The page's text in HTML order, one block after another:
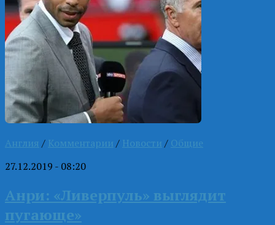
Англия / Комментарии / Новости / Общие
27.12.2019 - 08:20
Анри: «Ливерпуль» выглядит
пугающе»